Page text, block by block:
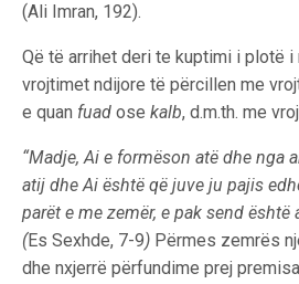
(Ali Imran, 192).
Që të arrihet deri te kuptimi i plotë
vrojtimet ndijore të për­cillen me
e quan fuad ose kalb, d.m.th. me
“Madje, Ai e for­mëson atë dhe nga
atij dhe Ai është që juve ju pajis
parët e me zemër, e pak send është
(Es Sexhde, 7-9) Përmes zemrës
dhe nxjerrë përfundime prej